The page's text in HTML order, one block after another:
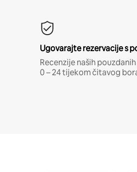
Ugovarajte rezervacije s
Recenzije naših
0 – 24 tijekom čitavog